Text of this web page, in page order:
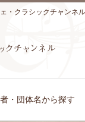
ェ・クラシックチャンネ
・団体名から探す